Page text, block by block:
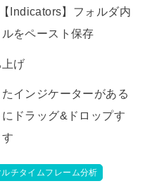
Indicators】フォルダ内
をペースト保存
げ
インジケーターがある
ドラッグ&ドロップす
チタイムフレーム分析